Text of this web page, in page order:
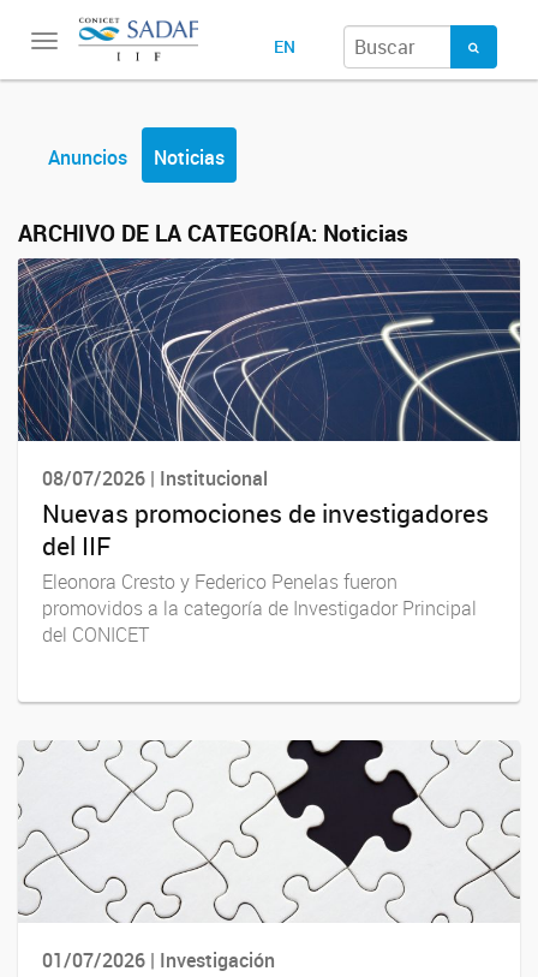
Toggle
EN
Anuncios Noticias
ARCHIVO DE LA CATEGORÍA: Noticias
08/07/2026 | Institucional
Nuevas promociones de investigadores
del IIF
Eleonora Cresto y Federico Penelas fueron
promovidos a la categoría de Investigador Principal
del CONICET
01/07/2026 | Investigación